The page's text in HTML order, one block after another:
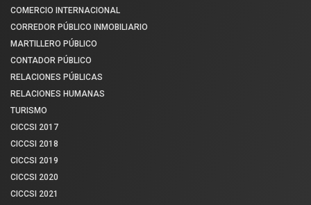
COMERCIO INTERNACIONAL
CORREDOR PÚBLICO INMOBILIARIO
MARTILLERO PÚBLICO
CONTADOR PÚBLICO
RELACIONES PÚBLICAS
RELACIONES HUMANAS
TURISMO
CICCSI 2017
CICCSI 2018
CICCSI 2019
CICCSI 2020
CICCSI 2021